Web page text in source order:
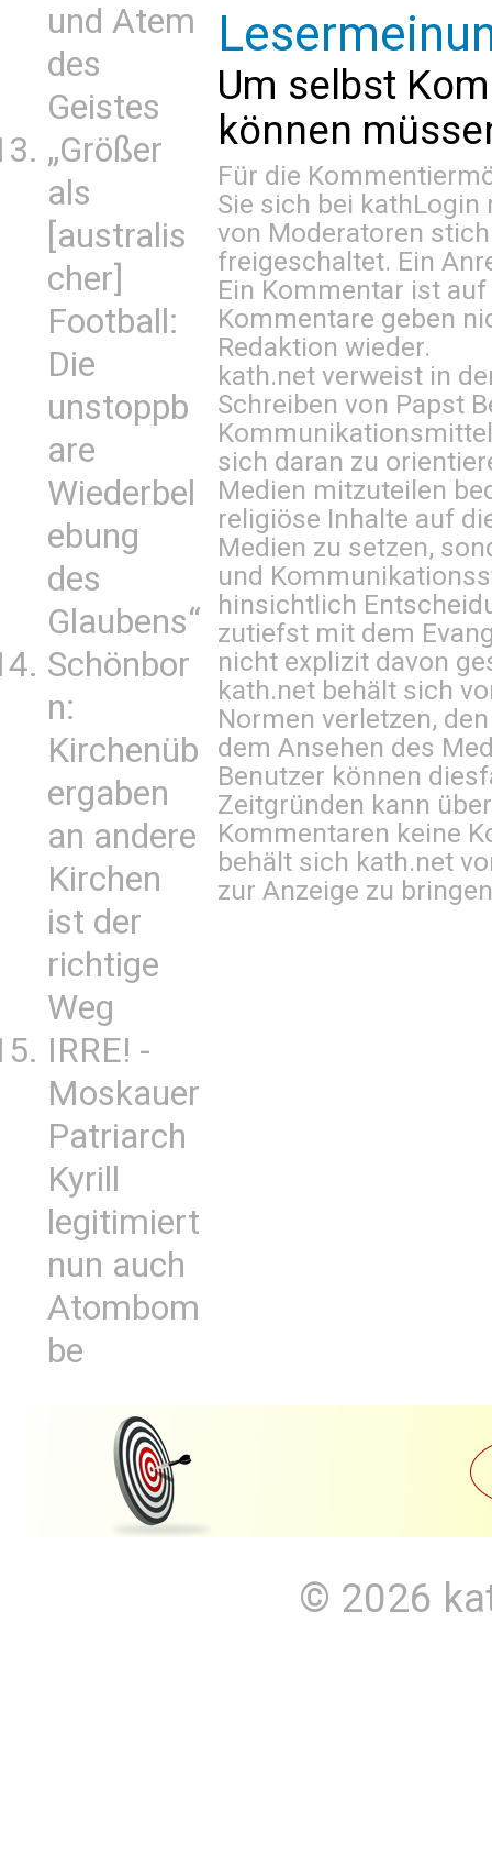
und Atem
des
Geistes
„Größer
als
[australis
cher]
Football:
Die
unstoppb
are
Wiederbel
ebung
des
Glaubens“
Schönbor
n:
Kirchenüb
ergaben
an andere
Kirchen
ist der
richtige
Weg
IRRE! -
Moskauer
Patriarch
Kyrill
legitimiert
nun auch
Atombom
be
Um selbst
können
Für die
Sie sich bei kathLogin
von Moderatoren
freigeschaltet. Ein
Ein Kommentar ist
Kommentare geben
Redaktion wieder.
kath.net verweist in
Schreiben von Papst
sich daran zu
Medien mitzuteilen
religiöse Inhalte auf
Medien zu setzen,
und
hinsichtlich
zutiefst mit dem
nicht explizit davon
kath.net behält sich
Normen verletzen,
dem Ansehen des
Benutzer können
Zeitgründen kann
Kommentaren keine
behält sich kath.net
zur Anzeige zu
© 2026